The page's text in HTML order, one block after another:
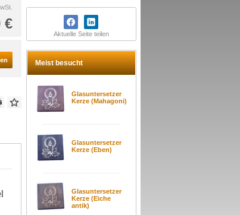
Aktuelle Seite teilen
Meist besucht
Glasuntersetzer
Kerze (Mahagoni)
Glasuntersetzer
Kerze (Eben)
Glasuntersetzer
Kerze (Eiche
antik)
€